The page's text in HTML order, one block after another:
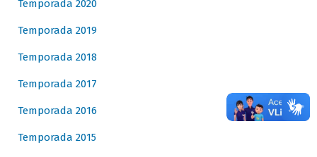
Temporada 2020
Temporada 2019
Temporada 2018
Temporada 2017
Temporada 2016
Temporada 2015